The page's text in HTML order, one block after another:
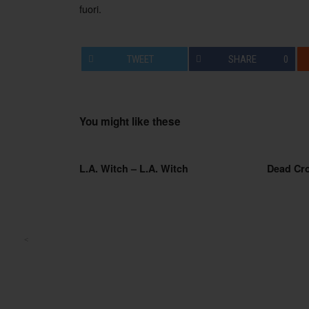
fuori.
TWEET SHARE 0
You might like these
L.A. Witch – L.A. Witch Dead